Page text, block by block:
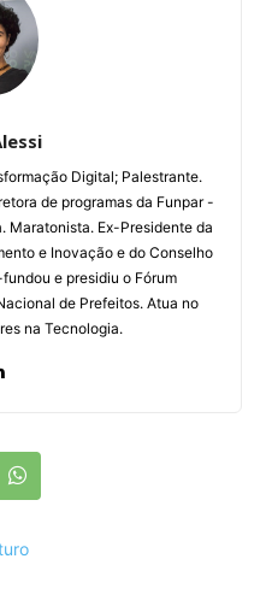
Digital; Palestrante.
de programas da Funpar -
Maratonista. Ex-Presidente da
e Inovação e do Conselho
e presidiu o Fórum
de Prefeitos. Atua no
na Tecnologia.